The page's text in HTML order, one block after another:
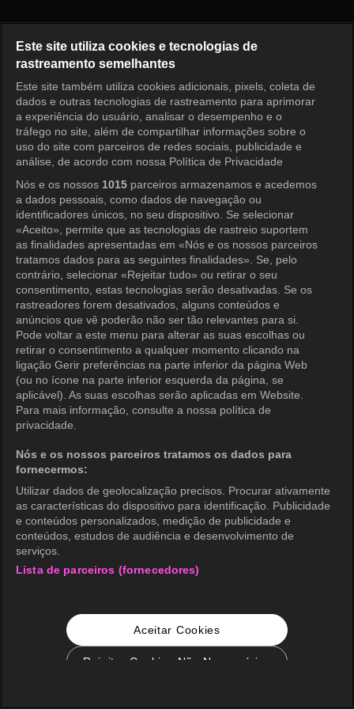
Entrar
Este site utiliza cookies e tecnologias de
rastreamento semelhantes
Este site também utiliza cookies adicionais, pixels, coleta de
dados e outras tecnologias de rastreamento para aprimorar
a experiência do usuário, analisar o desempenho e o
tráfego no site, além de compartilhar informações sobre o
uso do site com parceiros de redes sociais, publicidade e
análise, de acordo com nossa Política de Privacidade
Nós e os nossos 1015 parceiros armazenamos e acedemos
a dados pessoais, como dados de navegação ou
identificadores únicos, no seu dispositivo. Se selecionar
«Aceito», permite que as tecnologias de rastreio suportem
as finalidades apresentadas em «Nós e os nossos parceiros
tratamos dados para as seguintes finalidades». Se, pelo
contrário, selecionar «Rejeitar tudo» ou retirar o seu
consentimento, estas tecnologias serão desativadas. Se os
rastreadores forem desativados, alguns conteúdos e
anúncios que vê poderão não ser tão relevantes para si.
Pode voltar a este menu para alterar as suas escolhas ou
retirar o consentimento a qualquer momento clicando na
ligação Gerir preferências na parte inferior da página Web
(ou no ícone na parte inferior esquerda da página, se
aplicável). As suas escolhas serão aplicadas em Website.
Para mais informação, consulte a nossa política de
privacidade.
Nós e os nossos parceiros tratamos os dados para
fornecermos:
Utilizar dados de geolocalização precisos. Procurar ativamente
as características do dispositivo para identificação. Publicidade
e conteúdos personalizados, medição de publicidade e
conteúdos, estudos de audiência e desenvolvimento de
serviços.
Lista de parceiros (fornecedores)
Aceitar Cookies
Rejeitar Cookies Não Necessários